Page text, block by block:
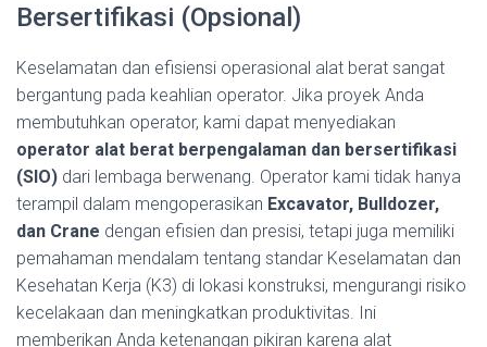
Bersertifikasi (Opsional)
Keselamatan dan efisiensi operasional alat berat sangat
bergantung pada keahlian operator. Jika proyek Anda
membutuhkan operator, kami dapat menyediakan
operator alat berat berpengalaman dan bersertifikasi
(SIO) dari lembaga berwenang. Operator kami tidak hanya
terampil dalam mengoperasikan Excavator, Bulldozer,
dan Crane dengan efisien dan presisi, tetapi juga memiliki
pemahaman mendalam tentang standar Keselamatan dan
Kesehatan Kerja (K3) di lokasi konstruksi, mengurangi risiko
kecelakaan dan meningkatkan produktivitas. Ini
memberikan Anda ketenangan pikiran karena alat